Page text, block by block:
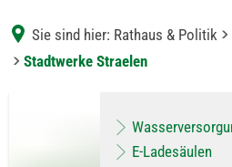
Sie sind hier: Rathaus & Politik
Stadtwerke Straelen
E-Ladesäulen